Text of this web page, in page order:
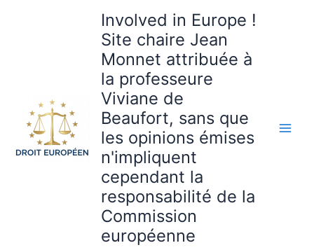
Involved in Europe !
Site chaire Jean
Monnet attribuée à
la professeure
Viviane de
Beaufort, sans que
les opinions émises
n'impliquent
cependant la
responsabilité de la
Commission
européenne